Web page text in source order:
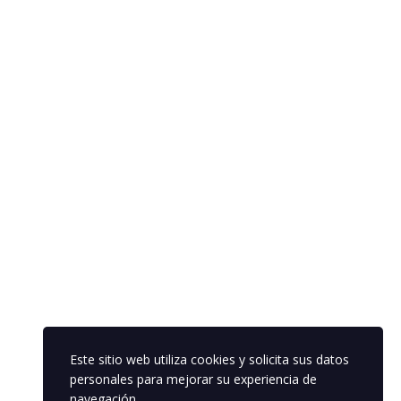
Este sitio web utiliza cookies y solicita sus datos
personales para mejorar su experiencia de